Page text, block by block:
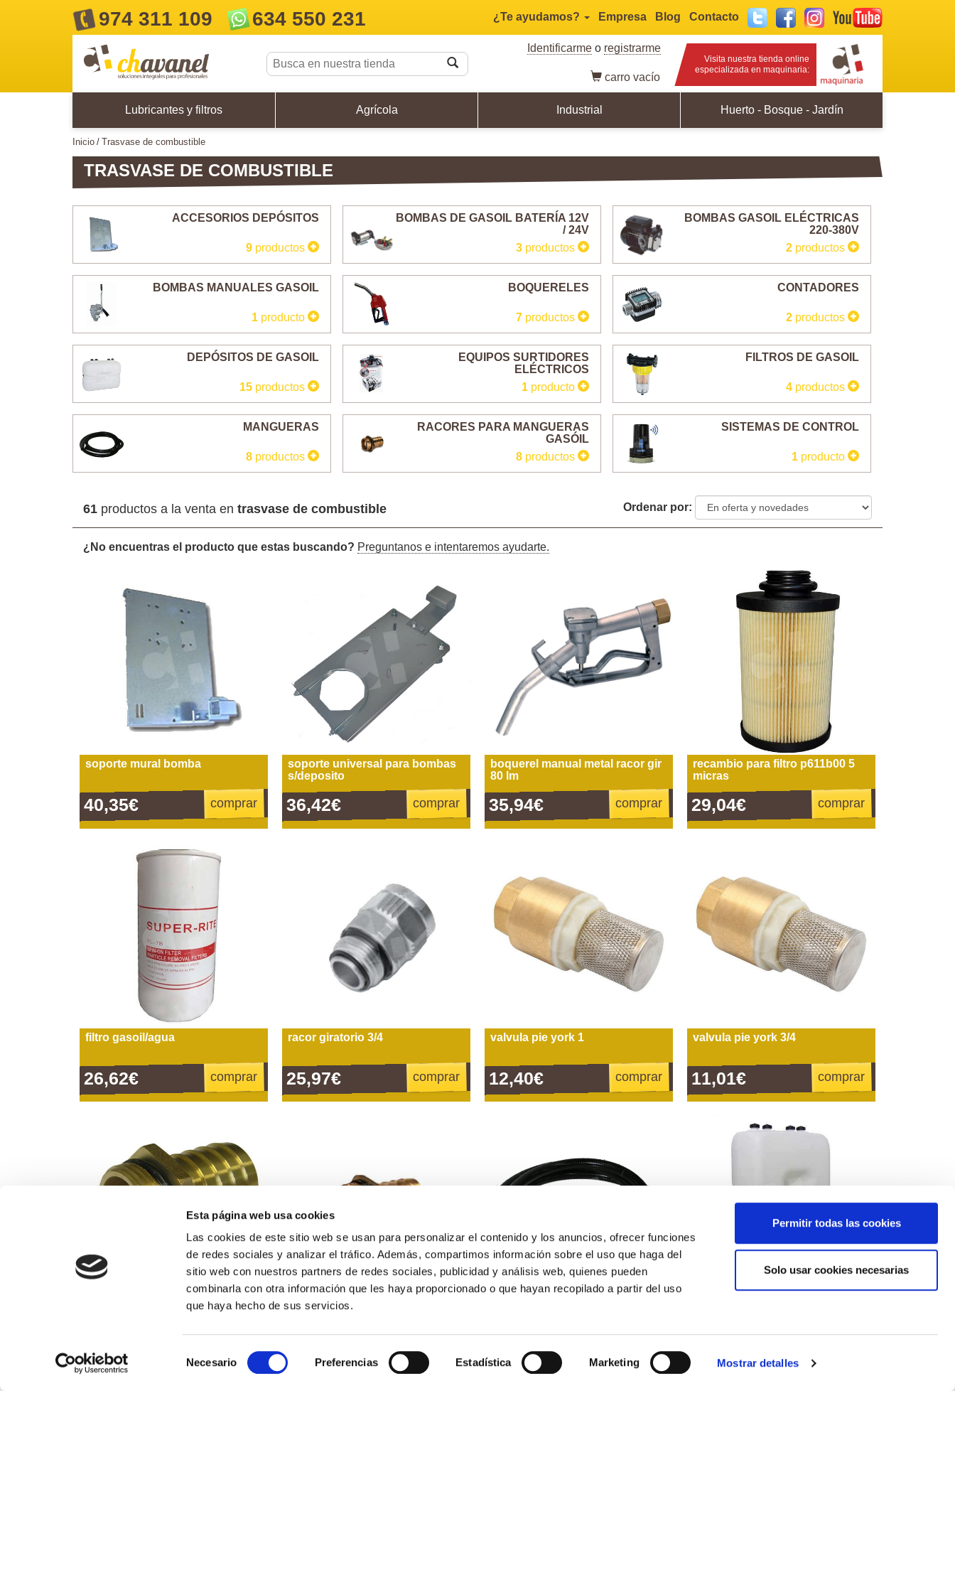
Esta página web usa cookies
Las cookies de este sitio web se usan para personalizar el contenido y los anuncios, ofrecer funciones
de redes sociales y analizar el tráfico. Además, compartimos información sobre el uso que haga del
sitio web con nuestros partners de redes sociales, publicidad y análisis web, quienes pueden
combinarla con otra información que les haya proporcionado o que hayan recopilado a partir del uso
que haya hecho de sus servicios.
de
Necesario Preferencias Estadística Marketing Mostrar detalles
Permitir todas las cookies
Solo usar cookies necesarias
974 311 109 634 550 231 ¿Te ayudamos? Empresa Blog Contacto Twitter FacebookInstagram
Identificarmeo registrarme
carro vacío
Visita nuestra tienda online
especializada en maquinaria:
Lubricantes y filtros Agrícola Industrial Huerto - Bosque - Jardín
inicio trasvase de combustible
TRASVASE DE COMBUSTIBLE
ACCESORIOS DEPÓSITOS
9productos
BOMBAS DE GASOIL BATERÍA 12V
/ 24V
3productos
BOMBAS GASOIL ELÉCTRICAS
220-380V
2productos
BOMBAS MANUALES GASOIL
1producto
BOQUERELES
7productos
CONTADORES
2productos
DEPÓSITOS DE GASOIL
15productos
EQUIPOS SURTIDORES
ELÉCTRICOS
1producto
FILTROS DE GASOIL
4productos
MANGUERAS
8productos
RACORES PARA MANGUERAS
GASÓIL
8productos
SISTEMAS DE CONTROL
1producto
61 productos a la venta en trasvase de combustible Ordenar por:
¿No encuentras el producto que estas buscando? Preguntanos e intentaremos ayudarte.
soporte mural bomba
40,35€ comprar
soporte universal para bombas
s/deposito
36,42€ comprar
boquerel manual metal racor gir
80 lm
35,94€ comprar
recambio para filtro p611b00 5
micras
29,04€ comprar
filtro gasoil/agua
26,62€ comprar
racor giratorio 3/4
25,97€ comprar
valvula pie york 1
12,40€ comprar
valvula pie york 3/4
11,01€ comprar
8,76€ comprar
racor portagoma 1
comprar 8,42€ comprar